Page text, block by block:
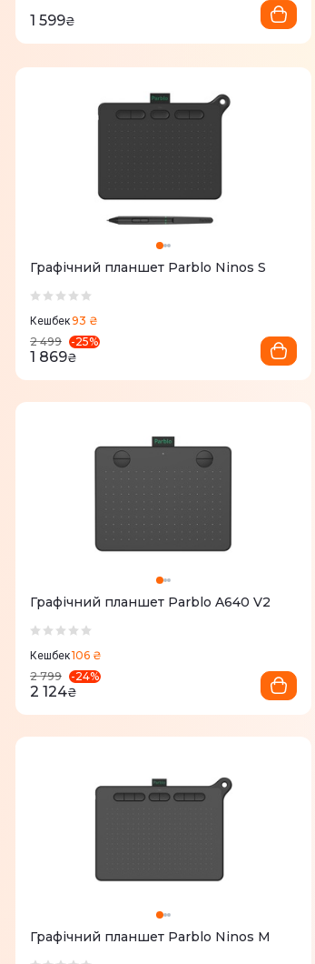
1 599₴
Графічний планшет Parblo Ninos S
Кешбек93 ₴
2 499
-25%
1 869₴
Графічний планшет Parblo A640 V2
Кешбек106 ₴
2 799
-24%
2 124₴
Графічний планшет Parblo Ninos M